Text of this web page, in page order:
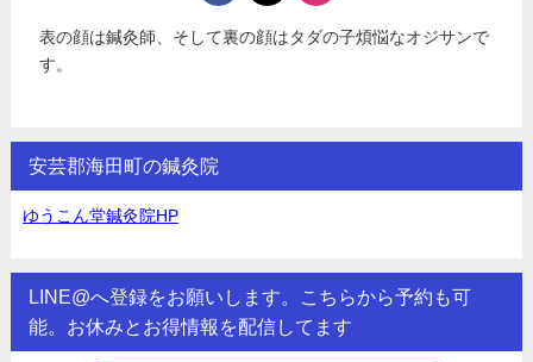
表の顔は鍼灸師、そして裏の顔はタダの子煩悩なオジサンで
す。
安芸郡海田町の鍼灸院
ゆうこん堂鍼灸院HP
LINE@へ登録をお願いします。こちらから予約も可
能。お休みとお得情報を配信してます